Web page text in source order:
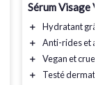
Sérum Visage
＋ Hydratant
＋
Anti-rideset
＋
Veganet
＋
Testé